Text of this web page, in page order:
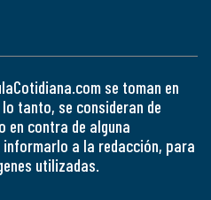
se toman en
tanto, se consideran de
en contra de alguna
a la redacción, para
utilizadas.